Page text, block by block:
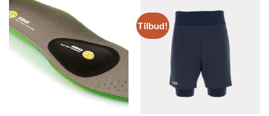
Tilbud!